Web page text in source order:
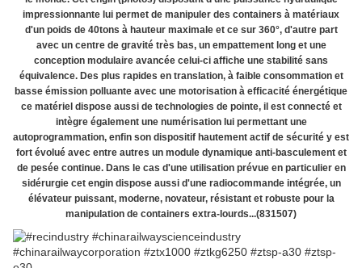
impressionnante lui permet de manipuler des containers à matériaux
d'un poids de 40tons à hauteur maximale et ce sur 360°, d'autre part
avec un centre de gravité très bas, un empattement long et une
conception modulaire avancée celui-ci affiche une stabilité sans
équivalence. Des plus rapides en translation, à faible consommation et
basse émission polluante avec une motorisation à efficacité énergétique
ce matériel dispose aussi de technologies de pointe, il est connecté et
intègre également une numérisation lui permettant une
autoprogrammation, enfin son dispositif hautement actif de sécurité y est
fort évolué avec entre autres un module dynamique anti-basculement et
de pesée continue. Dans le cas d'une utilisation prévue en particulier en
sidérurgie cet engin dispose aussi d'une radiocommande intégrée, un
élévateur puissant, moderne, novateur, résistant et robuste pour la
manipulation de containers extra-lourds...(831507)